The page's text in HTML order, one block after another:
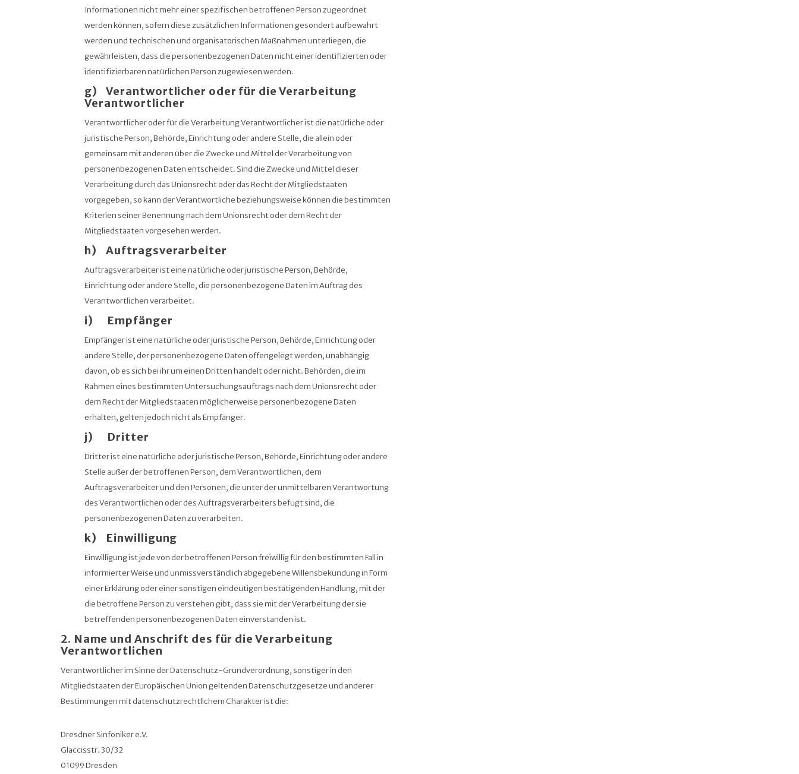
Informationen nicht mehr einer spezifischen betroffenen Person zugeordnet
werden können, sofern diese zusätzlichen Informationen gesondert aufbewahrt
werden und technischen und organisatorischen Maßnahmen unterliegen, die
gewährleisten, dass die personenbezogenen Daten nicht einer identifizierten oder
identifizierbaren natürlichen Person zugewiesen werden.
g) Verantwortlicher oder für die Verarbeitung
Verantwortlicher
Verantwortlicher oder für die Verarbeitung Verantwortlicher ist die natürliche oder
juristische Person, Behörde, Einrichtung oder andere Stelle, die allein oder
gemeinsam mit anderen über die Zwecke und Mittel der Verarbeitung von
personenbezogenen Daten entscheidet. Sind die Zwecke und Mittel dieser
Verarbeitung durch das Unionsrecht oder das Recht der Mitgliedstaaten
vorgegeben, so kann der Verantwortliche beziehungsweise können die bestimmten
Kriterien seiner Benennung nach dem Unionsrecht oder dem Recht der
Mitgliedstaaten vorgesehen werden.
h) Auftragsverarbeiter
Auftragsverarbeiter ist eine natürliche oder juristische Person, Behörde,
Einrichtung oder andere Stelle, die personenbezogene Daten im Auftrag des
Verantwortlichen verarbeitet.
i) Empfänger
Empfänger ist eine natürliche oder juristische Person, Behörde, Einrichtung oder
andere Stelle, der personenbezogene Daten offengelegt werden, unabhängig
davon, ob es sich bei ihr um einen Dritten handelt oder nicht. Behörden, die im
Rahmen eines bestimmten Untersuchungsauftrags nach dem Unionsrecht oder
dem Recht der Mitgliedstaaten möglicherweise personenbezogene Daten
erhalten, gelten jedoch nicht als Empfänger.
j) Dritter
Dritter ist eine natürliche oder juristische Person, Behörde, Einrichtung oder andere
Stelle außer der betroffenen Person, dem Verantwortlichen, dem
Auftragsverarbeiter und den Personen, die unter der unmittelbaren Verantwortung
des Verantwortlichen oder des Auftragsverarbeiters befugt sind, die
personenbezogenen Daten zu verarbeiten.
k) Einwilligung
Einwilligung ist jede von der betroffenen Person freiwillig für den bestimmten Fall in
informierter Weise und unmissverständlich abgegebene Willensbekundung in Form
einer Erklärung oder einer sonstigen eindeutigen bestätigenden Handlung, mit der
die betroffene Person zu verstehen gibt, dass sie mit der Verarbeitung der sie
betreffenden personenbezogenen Daten einverstanden ist.
2. Name und Anschrift des für die Verarbeitung
Verantwortlichen
Verantwortlicher im Sinne der Datenschutz-Grundverordnung, sonstiger in den
Mitgliedstaaten der Europäischen Union geltenden Datenschutzgesetze und anderer
Bestimmungen mit datenschutzrechtlichem Charakter ist die:
Dresdner Sinfoniker e.V.
Glaccisstr. 30/32
01099 Dresden